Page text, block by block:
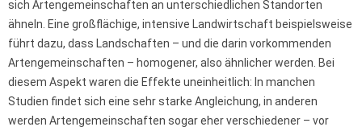
sich Artengemeinschaften an unterschiedlichen Standorten
ähneln. Eine großflächige, intensive Landwirtschaft beispielsweise
führt dazu, dass Landschaften – und die darin vorkommenden
Artengemeinschaften – homogener, also ähnlicher werden. Bei
diesem Aspekt waren die Effekte uneinheitlich: In manchen
Studien findet sich eine sehr starke Angleichung, in anderen
werden Artengemeinschaften sogar eher verschiedener – vor